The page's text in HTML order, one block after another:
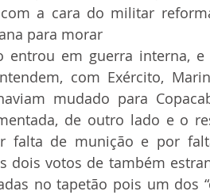
a cara do militar
para morar
com Exército,
mudado para
de outro lado e o
falta de munição e por
dois votos de também
no tapetão pois um dos